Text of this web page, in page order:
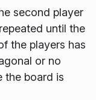
second player
until the
the players has
or no
the board is